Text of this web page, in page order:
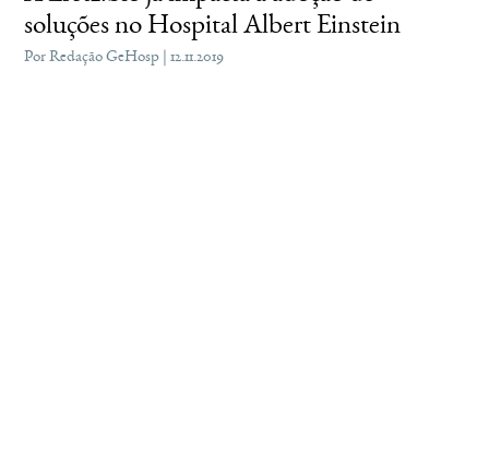
soluções no Hospital Albert Einstein
Por Redação GeHosp | 12.11.2019